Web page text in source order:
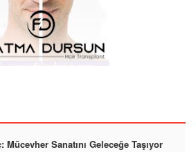
Mücevher Sanatını Geleceğe Taşıyor